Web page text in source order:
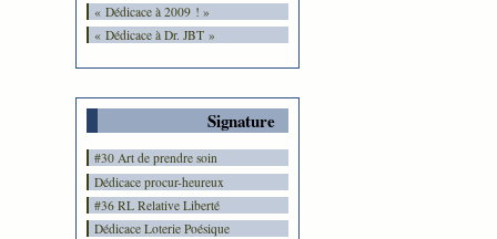
« Dédicace à 2009 ! »
« Dédicace à Dr. JBT »
Signature
#30 Art de prendre soin
Dédicace procur-heureux
#36 RL Relative Liberté
Dédicace Loterie Poésique